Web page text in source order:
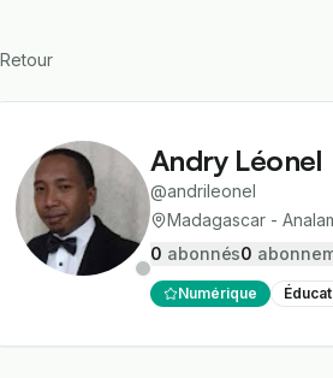
Retour
Andry Léonel
@andrileonel
Madagascar -
0 abonnés0
Numérique